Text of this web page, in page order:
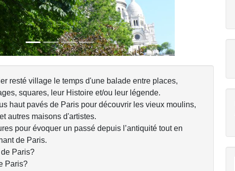
resté village le temps d'une balade entre places,
squares, leur Histoire et/ou leur légende.
haut pavés de Paris pour découvrir les vieux moulins,
autres maisons d'artistes.
pour évoquer un passé depuis l’antiquité tout en
de Paris.
Paris?
Paris?